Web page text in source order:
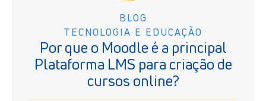
BLOG
TECNOLOGIA E EDUCAÇÃO
Por que o Moodle é a principal
Plataforma LMS para criação de
cursos online?